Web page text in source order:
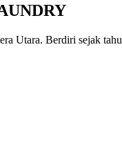
Utara. Berdiri sejak